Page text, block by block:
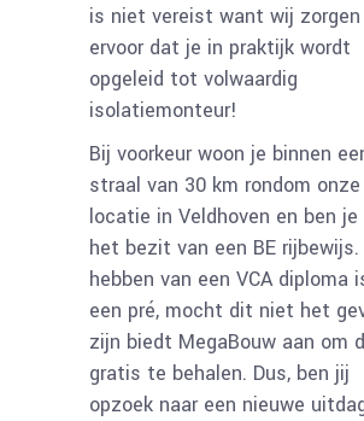
is niet vereist want wij zorgen
ervoor dat je in praktijk wordt
opgeleid tot volwaardig
isolatiemonteur!
Bij voorkeur woon je binnen
straal van 30 km rondom onze
locatie in Veldhoven en ben je
het bezit van een BE
hebben van een VCA diploma
een pré, mocht dit niet het
zijn biedt MegaBouw aan om
gratis te behalen. Dus, ben jij
opzoek naar een nieuwe